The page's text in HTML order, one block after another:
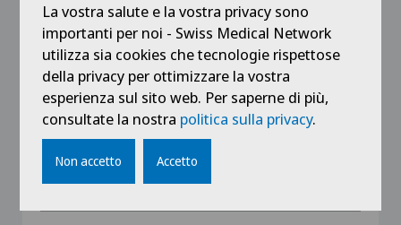
2021
EDiNR (European Diploma in Neuroradiology)
2019
Titre FMH de Spécialiste Neuroradiologie
2016
Titre FMH de Spécialiste en Radiopédiatrie
La vostra salute e la vostra privacy sono
importanti per noi - Swiss Medical Network
utilizza sia cookies che tecnologie rispettose
della privacy per ottimizzare la vostra
esperienza sul sito web. Per saperne di più,
consultate la nostra politica sulla privacy.
Non accetto Accetto